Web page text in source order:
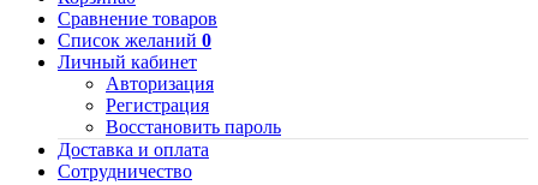
Сравнение товаров
Список желаний 0
Личный кабинет
Авторизация
Регистрация
Восстановить пароль
Доставка и оплата
Сотрудничество